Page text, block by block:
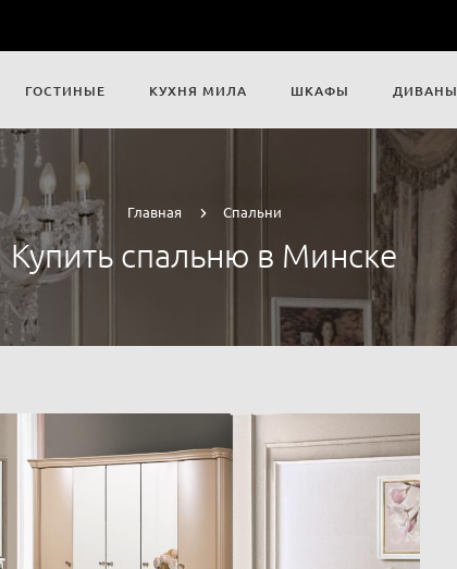
ГОСТИНЫЕ КУХНЯ МИЛА ШКАФЫ ДИВАНЫ
Главная Спальни
Купить спальню в Минске